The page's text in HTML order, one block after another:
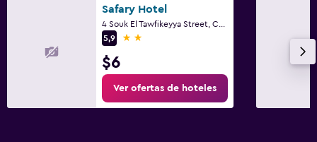
Safary Hotel
5,9
2 estrellas
$6
Ver ofertas de hoteles